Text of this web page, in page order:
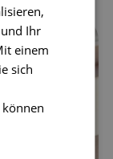
Ihr
einem
sich